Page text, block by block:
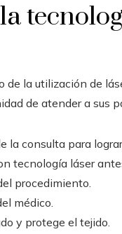
la utilización de
de atender a sus
la consulta para
tecnología láser
procedimiento.
médico.
y protege el tejido.